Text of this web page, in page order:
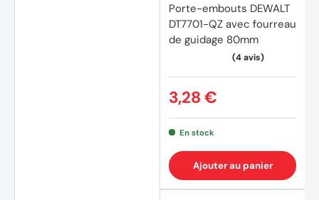
Porte-embouts DEWALT
DT7701-QZ avec fourreau
de guidage 80mm
3,28 €
En stock
Ajouter au panier